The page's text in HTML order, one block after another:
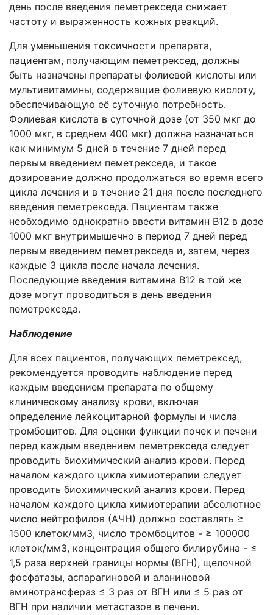
день после введения пеметрекседа снижает
частоту и выраженность кожных реакций.
Для уменьшения токсичности препарата,
пациентам, получающим пеметрексед, должны
быть назначены препараты фолиевой кислоты или
мультивитамины, содержащие фолиевую кислоту,
обеспечивающую её суточную потребность.
Фолиевая кислота в суточной дозе (от 350 мкг до
1000 мкг, в среднем 400 мкг) должна назначаться
как минимум 5 дней в течение 7 дней перед
первым введением пеметрекседа, и такое
дозирование должно продолжаться во время всего
цикла лечения и в течение 21 дня после последнего
введения пеметрекседа. Пациентам также
необходимо однократно ввести витамин В12 в дозе
1000 мкг внутримышечно в период 7 дней перед
первым введением пеметрекседа и, затем, через
каждые 3 цикла после начала лечения.
Последующие введения витамина В12 в той же
дозе могут проводиться в день введения
пеметрекседа.
Наблюдение
Для всех пациентов, получающих пеметрексед,
рекомендуется проводить наблюдение перед
каждым введением препарата по общему
клиническому анализу крови, включая
определение лейкоцитарной формулы и числа
тромбоцитов. Для оценки функции почек и печени
перед каждым введением пеметрекседа следует
проводить биохимический анализ крови. Перед
началом каждого цикла химиотерапии следует
проводить биохимический анализ крови. Перед
началом каждого цикла химиотерапии абсолютное
число нейтрофилов (АЧН) должно составлять ≥
1500 клеток/мм3, число тромбоцитов - ≥ 100000
клеток/мм3, концентрация общего билирубина - ≤
1,5 раза верхней границы нормы (ВГН), щелочной
фосфатазы, аспарагиновой и аланиновой
аминотрансфераз ≤ 3 раз от ВГН или ≤ 5 раз от
ВГН при наличии метастазов в печени.